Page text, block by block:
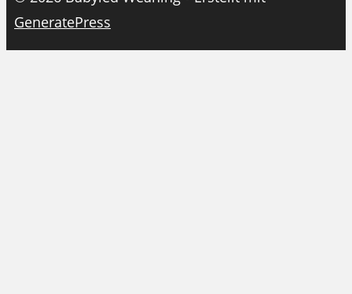
GeneratePress